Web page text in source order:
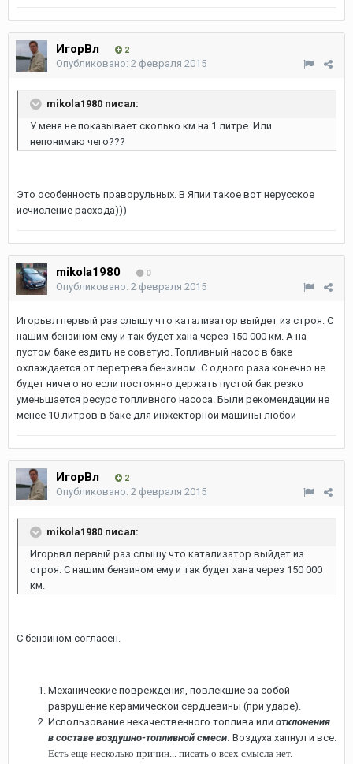
ИгорВл 2
Опубликовано: 2 февраля 2015
mikola1980 писал:
У меня не показывает сколько км на 1 литре. Или
непонимаю чего???
Это особенность праворульных. В Япии такое вот нерусское
исчисление расхода)))
mikola1980 0
Опубликовано: 2 февраля 2015
Игорьвл первый раз слышу что катализатор выйдет из строя. С
нашим бензином ему и так будет хана через 150 000 км. А на
пустом баке ездить не советую. Топливный насос в баке
охлаждается от перегрева бензином. С одного раза конечно не
будет ничего но если постоянно держать пустой бак резко
уменьшается ресурс топливного насоса. Были рекомендации не
менее 10 литров в баке для инжекторной машины любой
ИгорВл 2
Опубликовано: 2 февраля 2015
mikola1980 писал:
Игорьвл первый раз слышу что катализатор выйдет из
строя. С нашим бензином ему и так будет хана через 150 000
км.
С бензином согласен.
Механические повреждения, повлекшие за собой
разрушение керамической сердцевины (при ударе).
Использование некачественного топлива или отклонения
в составе воздушно-топливной смеси. Воздуха хапнул и все.
Есть еще несколько причин... писать о всех смысла нет.